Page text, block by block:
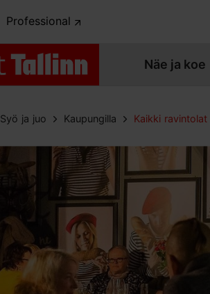
Professional
Näe ja koe
Syö ja juo Kaupungilla Kaikki